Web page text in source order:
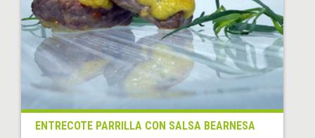
ENTRECOTE PARRILLA CON SALSA BEARNESA